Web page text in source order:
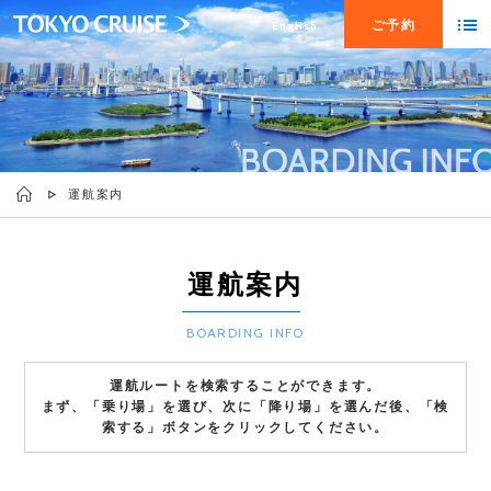
English ご予約
運航案内
運航案内
BOARDING INFO
運航ルートを検索することができます。
まず、「乗り場」を選び、次に「降り場」を選んだ後、「検
索する」ボタンをクリックしてください。